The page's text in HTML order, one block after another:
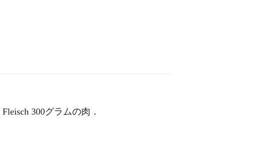
Fleisch 300グラムの肉．